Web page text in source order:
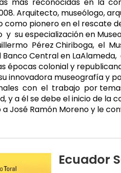
más reconocidas en la
Arquitecto, museólogo,
como pionero en el rescate
su especialización en
Pérez Chiriboga, el
Banco Central en
épocas colonial y
innovadora museografía y
con el trabajo por
y a él se debe el inicio de
a José Ramón Moreno y le
Ecuador